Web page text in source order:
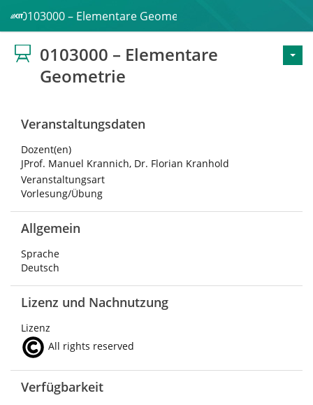
0103000 – Elementare Geometrie
0103000 – Elementare
Geometrie
Veranstaltungsdaten
Dozent(en)
JProf. Manuel Krannich, Dr. Florian Kranhold
Veranstaltungsart
Vorlesung/Übung
Allgemein
Sprache
Deutsch
Lizenz und Nachnutzung
Lizenz
All rights reserved
Verfügbarkeit